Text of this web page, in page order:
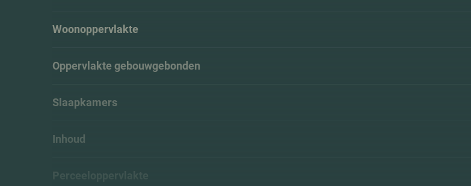
Woonoppervlakte
Oppervlakte gebouwgebonden
Slaapkamers
Inhoud
Perceeloppervlakte